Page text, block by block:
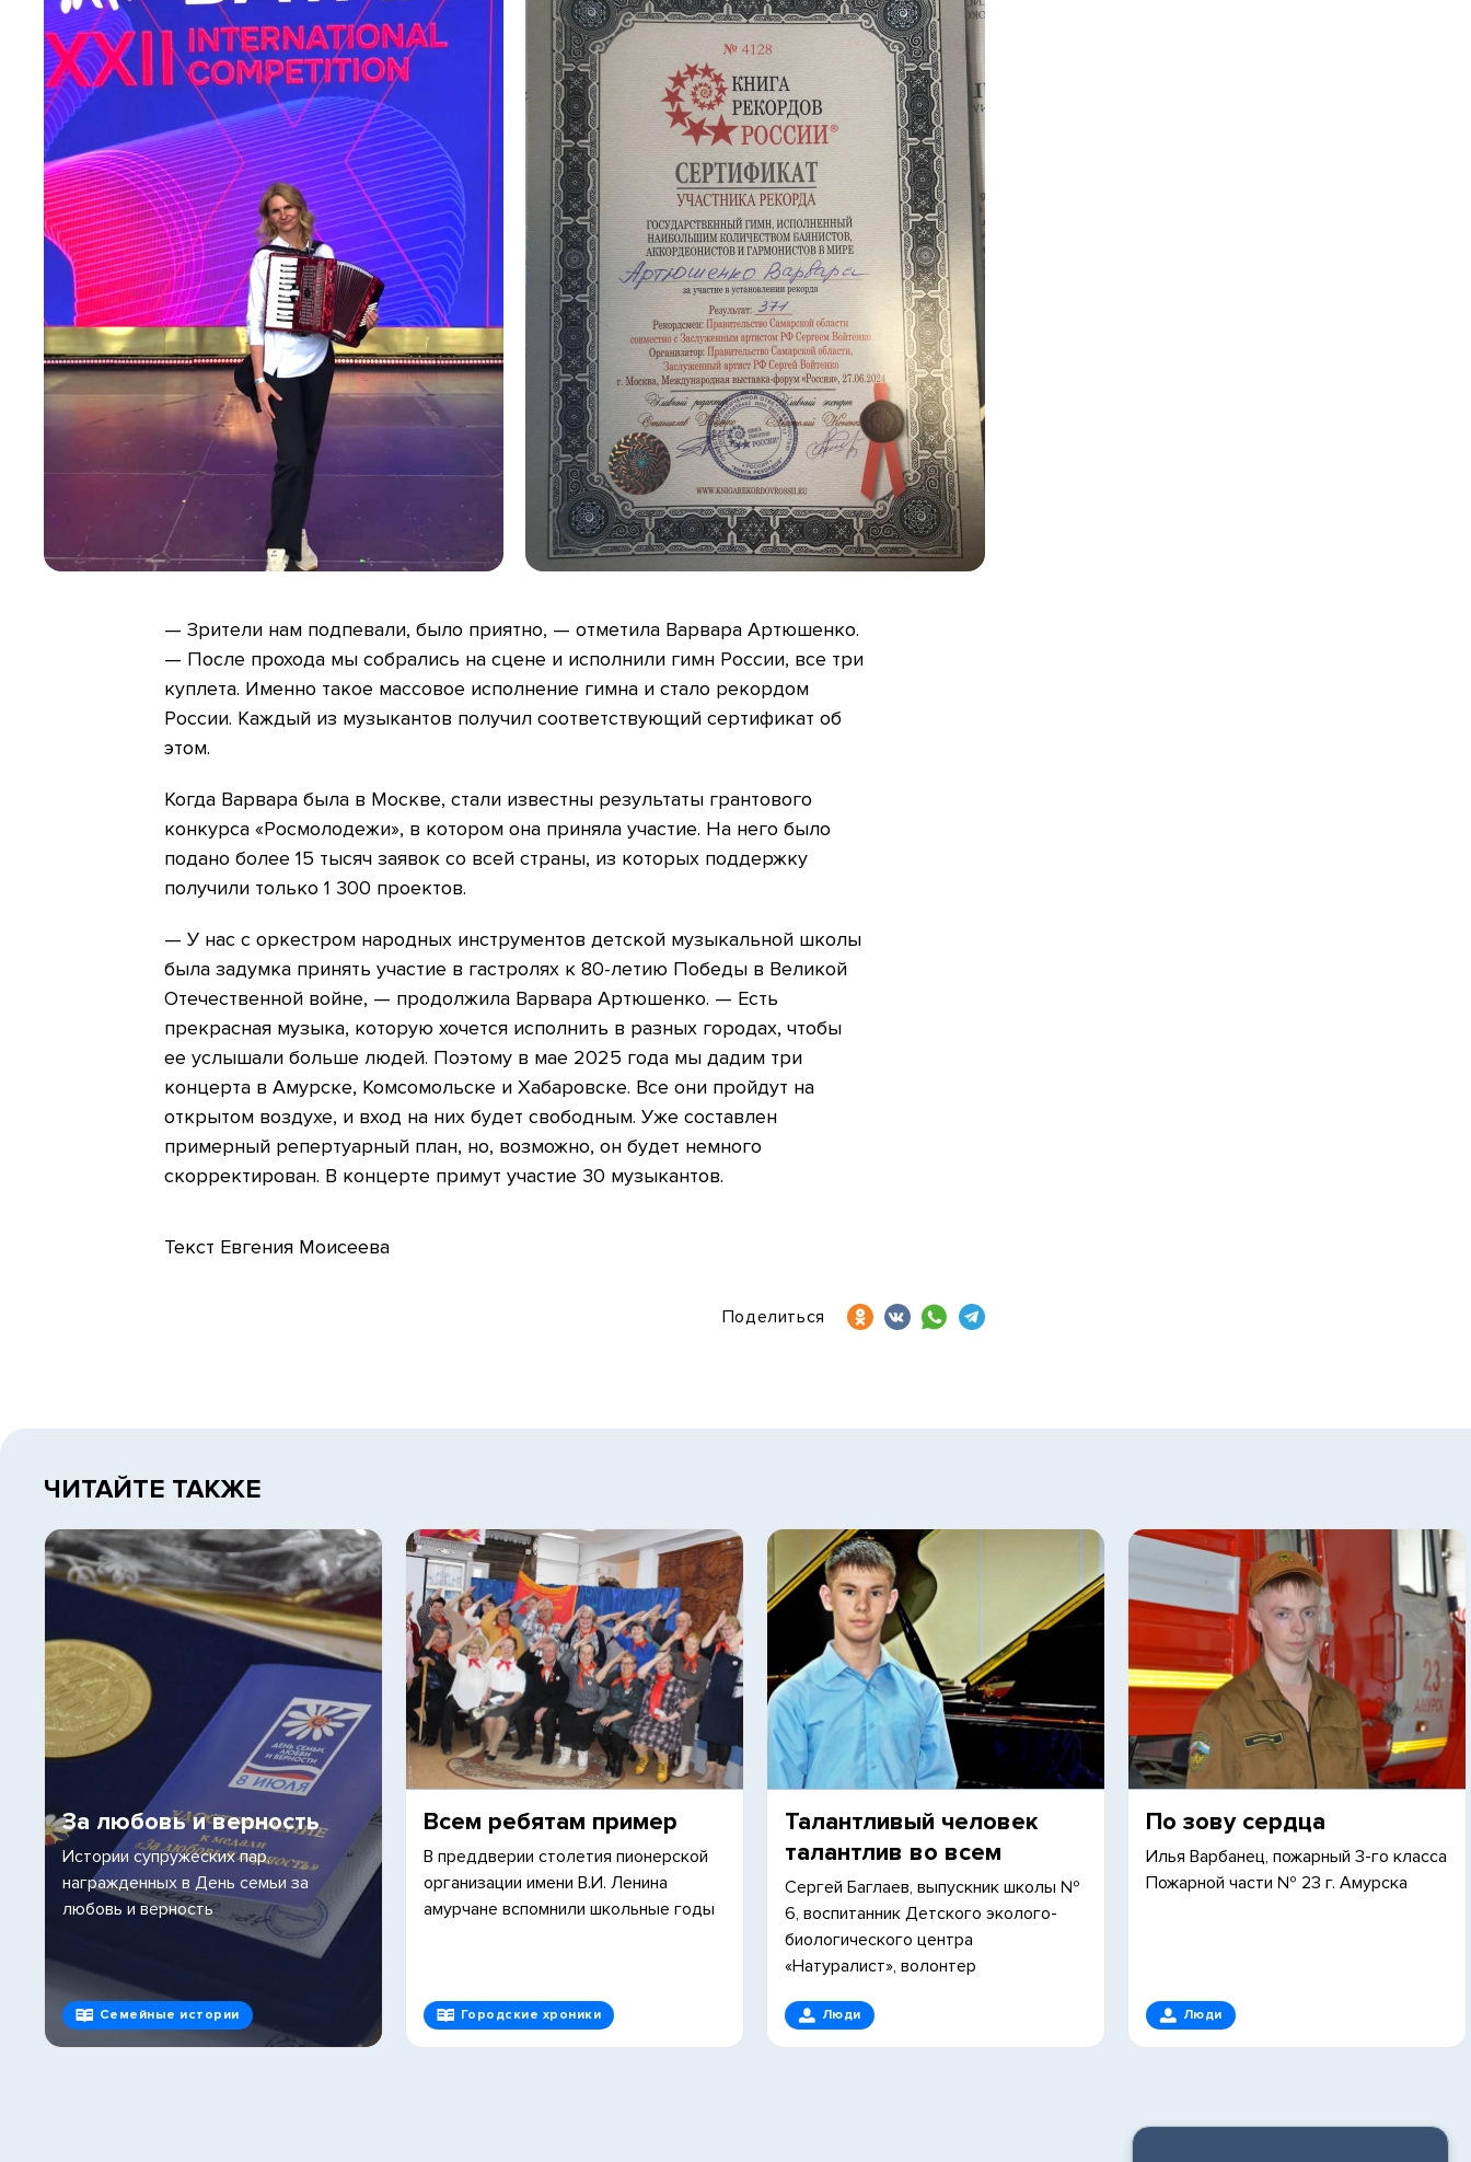
— Зрители нам подпевали, было приятно, — отметила Варвара Артюшенко.
— После прохода мы собрались на сцене и исполнили гимн России, все три
куплета. Именно такое массовое исполнение гимна и стало рекордом
России. Каждый из музыкантов получил соответствующий сертификат об
этом.
Когда Варвара была в Москве, стали известны результаты грантового
конкурса «Росмолодежи», в котором она приняла участие. На него было
подано более 15 тысяч заявок со всей страны, из которых поддержку
получили только 1 300 проектов.
— У нас с оркестром народных инструментов детской музыкальной школы
была задумка принять участие в гастролях к 80-летию Победы в Великой
Отечественной войне, — продолжила Варвара Артюшенко. — Есть
прекрасная музыка, которую хочется исполнить в разных городах, чтобы
ее услышали больше людей. Поэтому в мае 2025 года мы дадим три
концерта в Амурске, Комсомольске и Хабаровске. Все они пройдут на
открытом воздухе, и вход на них будет свободным. Уже составлен
примерный репертуарный план, но, возможно, он будет немного
скорректирован. В концерте примут участие 30 музыкантов.
Текст Евгения Моисеева
Поделиться
ЧИТАЙТЕ ТАКЖЕ
За любовь и верность
Истории супружеских пар,
награжденных в День семьи за
любовь и верность
Семейные истории
Всем ребятам пример
В преддверии столетия пионерской
организации имени В.И. Ленина
амурчане вспомнили школьные годы
Городские хроники
Талантливый человек
талантлив во всем
Сергей Баглаев, выпускник школы №
6, воспитанник Детского эколого-
биологического центра
«Натуралист», волонтер
Люди
По зову сердца
Илья Варбанец, пожарный 3-го класса
Пожарной части № 23 г. Амурска
Люди